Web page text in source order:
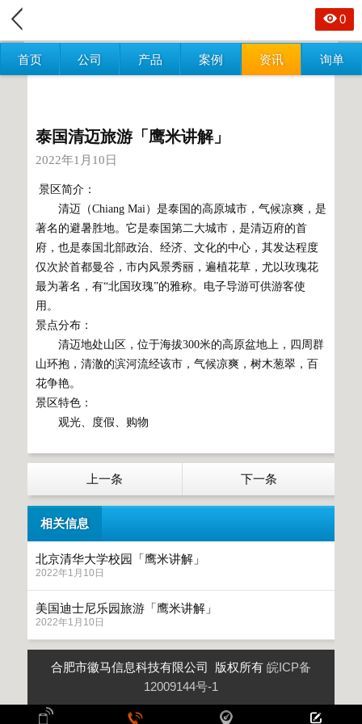
首页 公司 产品 案例 资讯 询单
0
泰国清迈旅游「鹰米讲解」
2022年1月10日
景区简介：
清迈（Chiang Mai）是泰国的高原城市，气候凉爽，是
著名的避暑胜地。它是泰国第二大城市，是清迈府的首
府，也是泰国北部政治、经济、文化的中心，其发达程度
仅次於首都曼谷，市内风景秀丽，遍植花草，尤以玫瑰花
最为著名，有“北国玫瑰”的雅称。电子导游可供游客使
用。
景点分布：
清迈地处山区，位于海拔300米的高原盆地上，四周群
山环抱，清澈的滨河流经该市，气候凉爽，树木葱翠，百
花争艳。
景区特色：
观光、度假、购物
上一条 下一条
相关信息
北京清华大学校园「鹰米讲解」
2022年1月10日
美国迪士尼乐园旅游「鹰米讲解」
2022年1月10日
合肥市徽马信息科技有限公司 版权所有 皖ICP备
12009144号-1